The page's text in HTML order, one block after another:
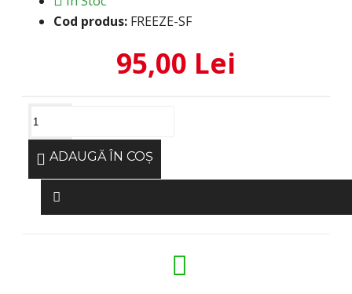
Cod produs: FREEZE-SF
95,00 Lei
ADAUGĂ ÎN COŞ